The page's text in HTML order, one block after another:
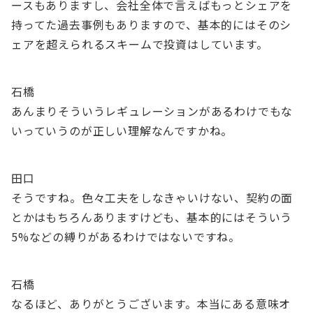
ースもありますし、会社全体で言えばもっとシェアを
持ってた過去事例もありますので、基本的にはそのシ
ェアを超えられるスキームで投資はしています。
石橋
あんまりそういうレギュレーションがあるわけでもな
いっていうのが正しい理解なんですかね。
田口
そうですね。色々工夫をしなきゃいけない、契約の面
とかはもちろんありますけども、基本的にはそういう
5%などの縛りがあるわけではないですね。
石橋
なるほど、ありがとうございます。本当にある意味オ